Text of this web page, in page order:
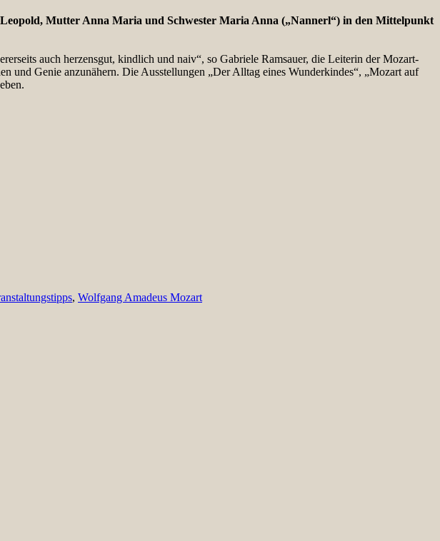
Mutter Anna Maria und Schwester Maria Anna („Nannerl“) in den Mittelpunkt
auch herzensgut, kindlich und naiv“, so Gabriele Ramsauer, die Leiterin der Mozart-
und Genie anzunähern. Die Ausstellungen „Der Alltag eines Wunderkindes“, „Mozart auf
, Wolfgang Amadeus Mozart